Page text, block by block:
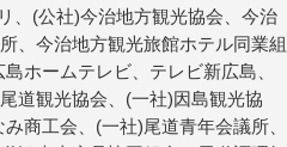
、(公社)今治地方観光協会、今治
、今治地方観光旅館ホテル同業組
ホームテレビ、テレビ新広島、
道観光協会、(一社)因島観光協
商工会、(一社)尾道青年会議所、